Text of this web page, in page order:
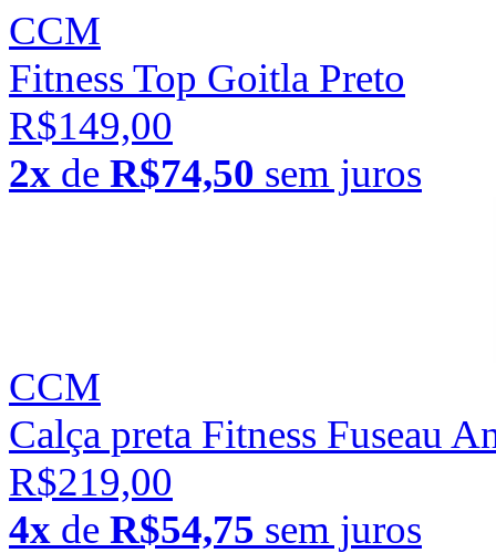
CCM
Fitness Top Goitla Preto
R$149,00
2x de R$74,50 sem juros
CCM
Calça preta Fitness Fuseau
R$219,00
4x de R$54,75 sem juros